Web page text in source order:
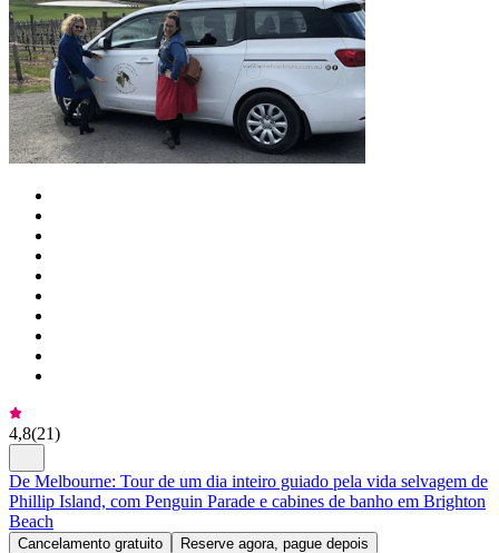
4,8(21)
De Melbourne: Tour de um dia inteiro guiado pela vida selvagem de
Phillip Island, com Penguin Parade e cabines de banho em Brighton
Beach
Cancelamento gratuito Reserve agora, pague depois